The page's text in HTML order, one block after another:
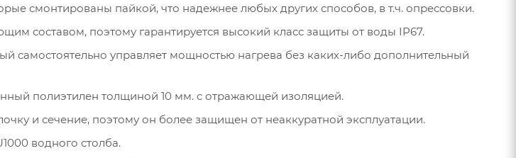
смонтированы пайкой, что надежнее любых других способов, в т.ч. опрессовки.
составом, поэтому гарантируется высокий класс защиты от воды IP67.
самостоятельно управляет мощностью нагрева без каких-либо дополнительный
полиэтилен толщиной 10 мм. с отражающей изоляцией.
и сечение, поэтому он более защищен от неаккуратной эксплуатации.
водного столба.